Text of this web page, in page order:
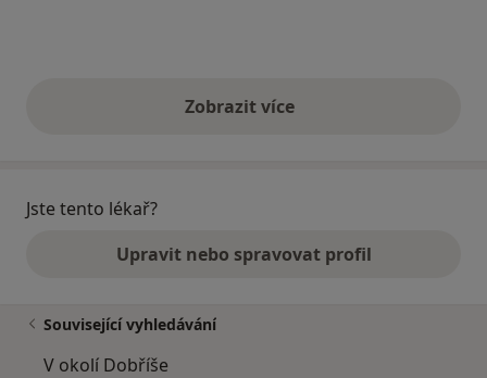
Zobrazit vícevýše uvedené názory
Jste tento lékař?
Upravit nebo spravovat profil
Související vyhledávání
V okolí Dobříše